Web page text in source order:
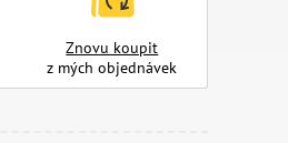
Znovu koupit
z mých objednávek